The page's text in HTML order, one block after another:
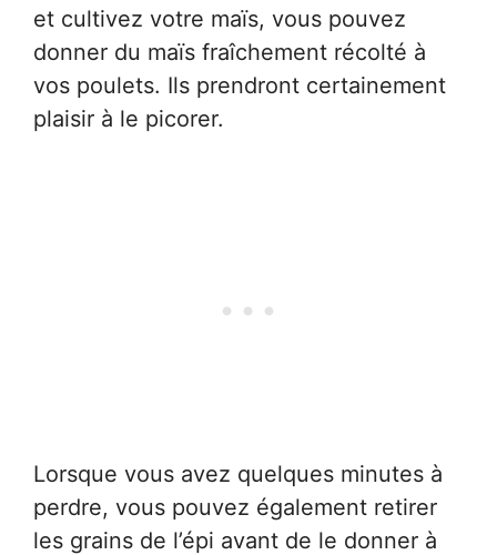
et cultivez votre maïs, vous pouvez
donner du maïs fraîchement récolté à
vos poulets. Ils prendront certainement
plaisir à le picorer.
Lorsque vous avez quelques minutes à
perdre, vous pouvez également retirer
les grains de l’épi avant de le donner à